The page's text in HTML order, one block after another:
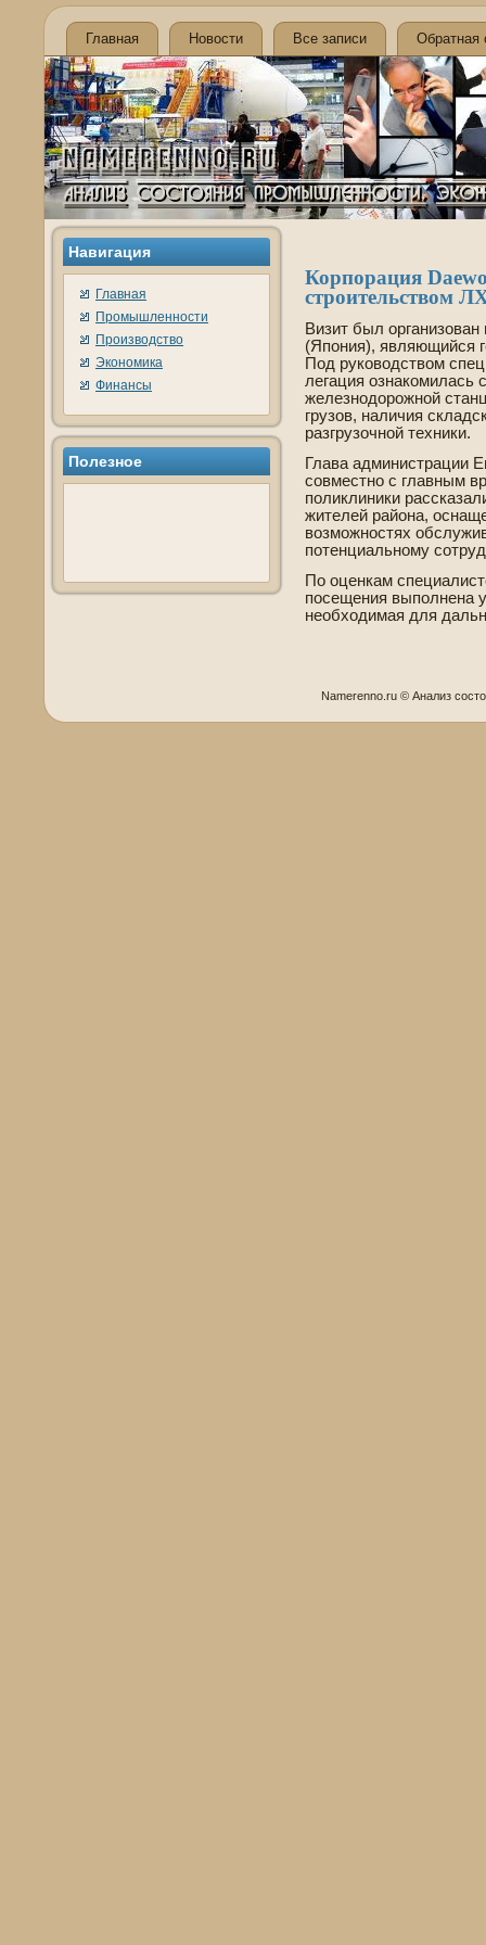
Главная Новости Все записи Обратная
Навигация
Главная
Промышленности
Производство
Экономика
Финансы
Полезное
Корпорация
строительством
Визит был
(Япония), являющийся
Под руководством
легация ознакомилась
железнодорожной
грузов, наличия
разгрузочной техники.
Глава администрации
совместно с главным
поликлиники
жителей района,
возможностях
потенциальному
По оценкам
посещения выполнена
необходимая для
Namerenno.ru © Анализ